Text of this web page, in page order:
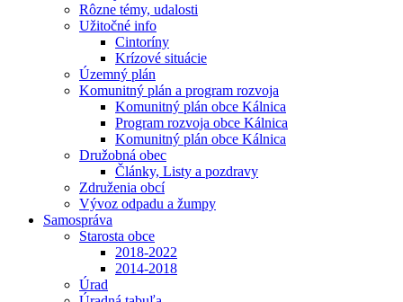
Rôzne témy, udalosti
Užitočné info
Cintoríny
Krízové situácie
Územný plán
Komunitný plán a program rozvoja
Komunitný plán obce Kálnica
Program rozvoja obce Kálnica
Komunitný plán obce Kálnica
Družobná obec
Články, Listy a pozdravy
Združenia obcí
Vývoz odpadu a žumpy
Samospráva
Starosta obce
2018-2022
2014-2018
Úrad